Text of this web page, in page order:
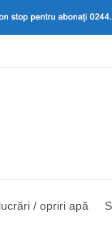
/ opriri apă